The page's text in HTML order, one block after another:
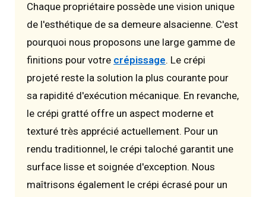
Chaque propriétaire possède une vision unique
de l'esthétique de sa demeure alsacienne. C'est
pourquoi nous proposons une large gamme de
finitions pour votre crépissage. Le crépi
projeté reste la solution la plus courante pour
sa rapidité d'exécution mécanique. En revanche,
le crépi gratté offre un aspect moderne et
texturé très apprécié actuellement. Pour un
rendu traditionnel, le crépi taloché garantit une
surface lisse et soignée d'exception. Nous
maîtrisons également le crépi écrasé pour un